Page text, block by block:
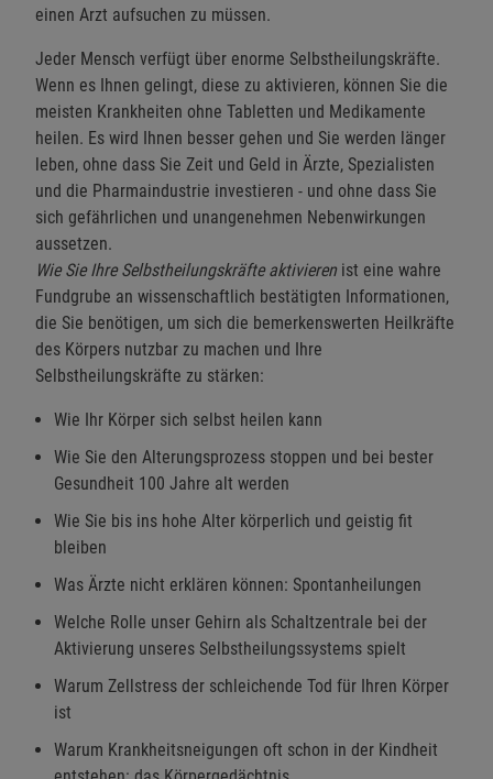
einen Arzt aufsuchen zu müssen.
Jeder Mensch verfügt über enorme Selbstheilungskräfte.
Wenn es Ihnen gelingt, diese zu aktivieren, können Sie die
meisten Krankheiten ohne Tabletten und Medikamente
heilen. Es wird Ihnen besser gehen und Sie werden länger
leben, ohne dass Sie Zeit und Geld in Ärzte, Spezialisten
und die Pharmaindustrie investieren - und ohne dass Sie
sich gefährlichen und unangenehmen Nebenwirkungen
aussetzen.
Wie Sie Ihre Selbstheilungskräfte aktivieren ist eine wahre
Fundgrube an wissenschaftlich bestätigten Informationen,
die Sie benötigen, um sich die bemerkenswerten Heilkräfte
des Körpers nutzbar zu machen und Ihre
Selbstheilungskräfte zu stärken:
Wie Ihr Körper sich selbst heilen kann
Wie Sie den Alterungsprozess stoppen und bei bester
Gesundheit 100 Jahre alt werden
Wie Sie bis ins hohe Alter körperlich und geistig fit
bleiben
Was Ärzte nicht erklären können: Spontanheilungen
Welche Rolle unser Gehirn als Schaltzentrale bei der
Aktivierung unseres Selbstheilungssystems spielt
Warum Zellstress der schleichende Tod für Ihren Körper
ist
Warum Krankheitsneigungen oft schon in der Kindheit